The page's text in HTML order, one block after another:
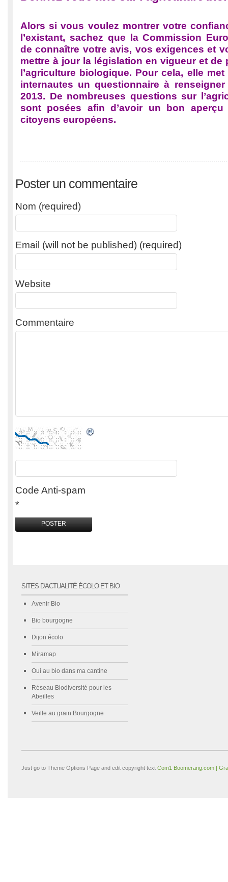
Alors si vous voulez montrer votre
l’existant, sachez que la Commission
de connaître votre avis, vos exigences et
mettre à jour la législation en vigueur et de
l’agriculture biologique. Pour cela, elle
internautes un questionnaire à renseigner
2013. De nombreuses questions sur
sont posées afin d’avoir un bon aperçu
citoyens européens.
Poster un commentaire
Nom (required)
Email (will not be published) (required)
Website
Commentaire
Code Anti-spam
*
SITES D'ACTUALITÉ ÉCOLO ET BIO
Avenir Bio
Bio bourgogne
Dijon écolo
Miramap
Oui au bio dans ma cantine
Réseau Biodiversité pour les
Abeilles
Veille au grain Bourgogne
Just go to Theme Options Page and edit copyright text Com1 Boomerang.com |